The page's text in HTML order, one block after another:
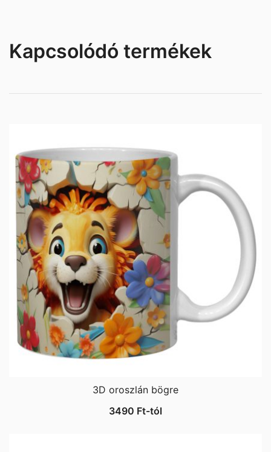
Kapcsolódó termékek
3D oroszlán bögre
3490 Ft-tól